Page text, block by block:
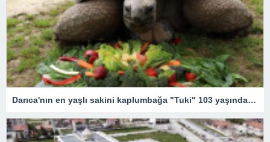
Darıca'nın en yaşlı sakini kaplumbağa "Tuki" 103 yaşında! Doğum günü etkinliğinden renkli kareler…